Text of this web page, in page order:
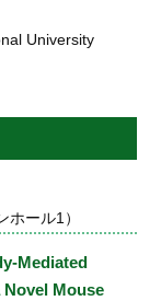
University
ール1）
Mediated
Mouse